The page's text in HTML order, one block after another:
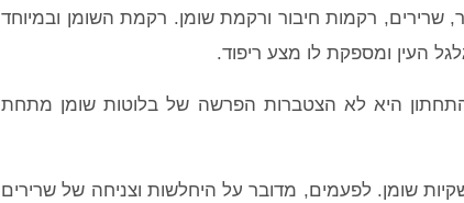
שרירים, רקמות חיבור ורקמת שומן. רקמת השומן ובמיוחד
העין ומספקת לו מצע ריפוד.
היא לא הצטברות הפרשה של בלוטות שומן מתחת
שומן. לפעמים, מדובר על היחלשות וצניחה של שרירים